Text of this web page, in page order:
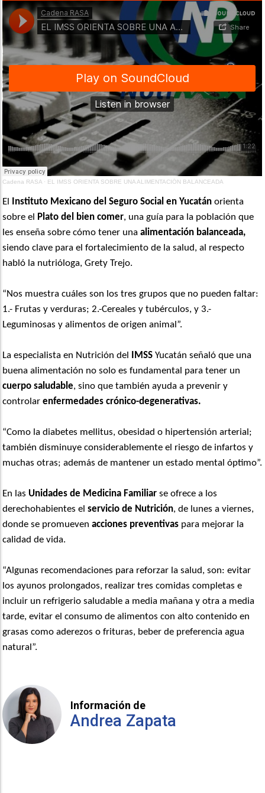
Cadena RASA · EL IMSS ORIENTA SOBRE UNA ALIMENTACIÓN BALANCEADA
El Instituto Mexicano del Seguro Social en Yucatán orienta
sobre el
Plato del bien comer, una guía para la población que
les enseña sobre cómo tener unaalimentación balanceada,
siendo clave para el fortalecimiento de la salud, al respecto
habló la nutrióloga, Grety Trejo.
“Nos muestra cuáles son los tres grupos que no pueden faltar:
1.- Frutas y verduras; 2.-Cereales y tubérculos, y 3.-
Leguminosas y alimentos de origen animal”.
La especialista en Nutrición del IMSS Yucatán señaló que una
buena alimentación no solo es fundamental para tener un
cuerpo saludable, sino que también ayuda a prevenir y
controlar enfermedades crónico-degenerativas.
“Como la diabetes mellitus, obesidad o hipertensión arterial;
también disminuye considerablemente el riesgo de infartos y
muchas otras; además de mantener un estado mental óptimo”.
En las Unidades de Medicina Familiar se ofrece a los
derechohabientes elservicio de Nutrición, de lunes a viernes,
donde se promuevenacciones preventivas para mejorar la
calidad de vida.
“Algunas recomendaciones para reforzar la salud, son: evitar
los ayunos prolongados, realizar tres comidas completas e
incluir un refrigerio saludable a media mañana y otra a media
tarde, evitar el consumo de alimentos con alto contenido en
grasas como aderezos o frituras, beber de preferencia agua
natural”.
Información de
Andrea Zapata